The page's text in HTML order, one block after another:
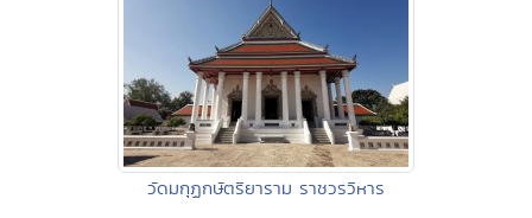
วัดมกุฏกษัตริยาราม ราชวรวิหาร